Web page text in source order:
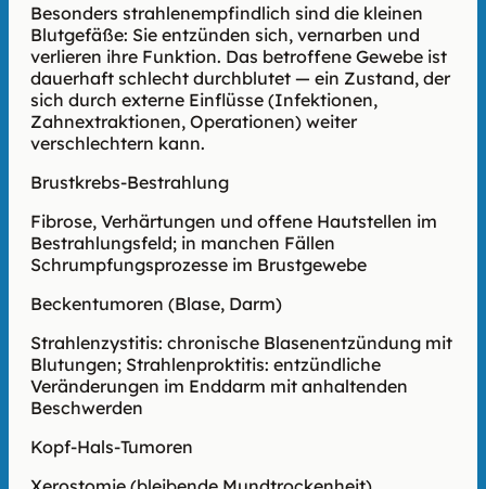
Besonders strahlenempfindlich sind die kleinen
Blutgefäße: Sie entzünden sich, vernarben und
verlieren ihre Funktion. Das betroffene Gewebe ist
dauerhaft schlecht durchblutet — ein Zustand, der
sich durch externe Einflüsse (Infektionen,
Zahnextraktionen, Operationen) weiter
verschlechtern kann.
Brust­krebs-Bestrahlung
Fibrose, Verhärtungen und offene Hautstellen im
Bestrahlungsfeld; in manchen Fällen
Schrumpfungsprozesse im Brustgewebe
Beckentumoren (Blase, Darm)
Strahlenzystitis: chronische Blasenentzündung mit
Blutungen; Strahlenproktitis: entzündliche
Veränderungen im Enddarm mit anhaltenden
Beschwerden
Kopf-Hals-Tumoren